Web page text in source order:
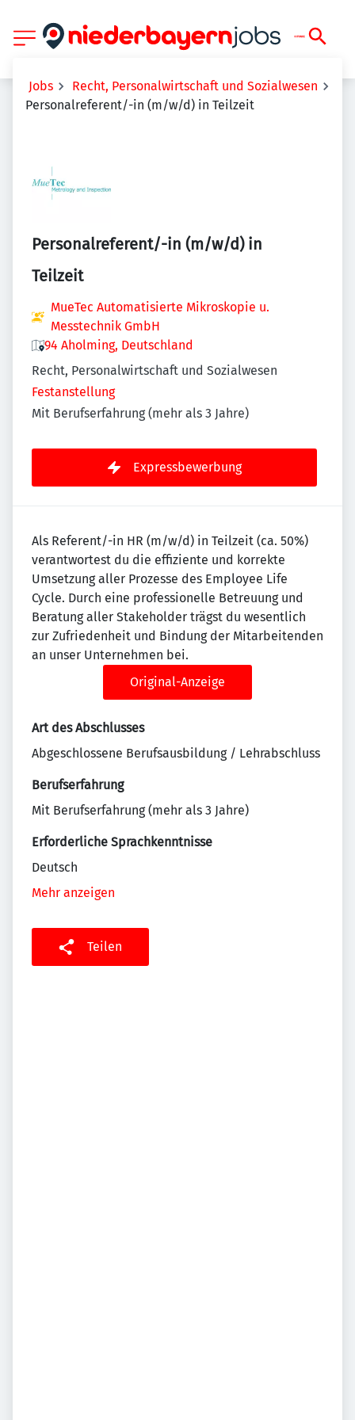
Jobs
Recht, Personalwirtschaft und Sozialwesen
Personalreferent/-in (m/w/d) in Teilzeit
Personalreferent/-in (m/w/d) in
Teilzeit
MueTec Automatisierte Mikroskopie u.
Messtechnik GmbH
94 Aholming, Deutschland
Recht, Personalwirtschaft und Sozialwesen
Festanstellung
Mit Berufserfahrung (mehr als 3 Jahre)
Expressbewerbung
Als Referent/-in HR (m/w/d) in Teilzeit (ca. 50%)
verantwortest du die effiziente und korrekte
Umsetzung aller Prozesse des Employee Life
Cycle. Durch eine professionelle Betreuung und
Beratung aller Stakeholder trägst du wesentlich
zur Zufriedenheit und Bindung der Mitarbeitenden
an unser Unternehmen bei.
Original-Anzeige
Art des Abschlusses
Abgeschlossene Berufsausbildung / Lehrabschluss
Berufserfahrung
Mit Berufserfahrung (mehr als 3 Jahre)
Erforderliche Sprachkenntnisse
Deutsch
Mehr anzeigen
Teilen